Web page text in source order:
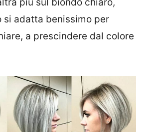
si adatta benissimo per
a prescindere dal colore